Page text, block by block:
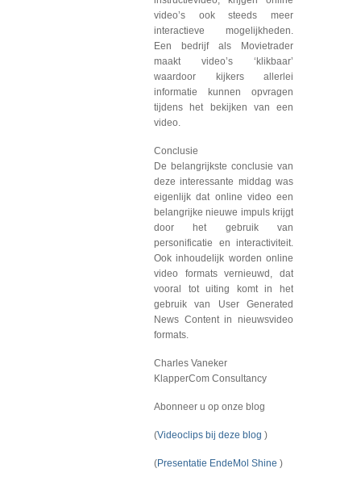
video’s ook steeds meer
interactieve mogelijkheden.
Een bedrijf als Movietrader
maakt video’s ‘klikbaar’
waardoor kijkers allerlei
informatie kunnen opvragen
tijdens het bekijken van een
video.
Conclusie
De belangrijkste conclusie van
deze interessante middag was
eigenlijk dat online video een
belangrijke nieuwe impuls krijgt
door het gebruik van
personificatie en interactiviteit.
Ook inhoudelijk worden online
video formats vernieuwd, dat
vooral tot uiting komt in het
gebruik van User Generated
News Content in nieuwsvideo
formats.
Charles Vaneker
KlapperCom Consultancy
Abonneer u op onze blog
(Videoclips bij deze blog )
(Presentatie EndeMol Shine )